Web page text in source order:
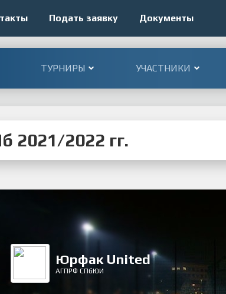
Подать заявку Документы
ТУРНИРЫ УЧАСТНИКИ
2021/2022 гг.
Юрфак United
АГПРФ СПбЮИ